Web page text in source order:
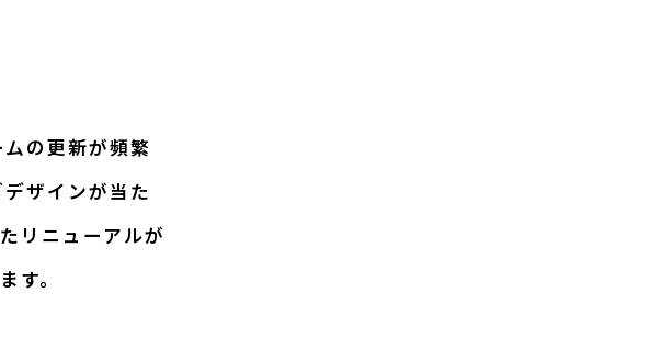
の更新が頻繁
ザインが当た
リニューアルが
す。